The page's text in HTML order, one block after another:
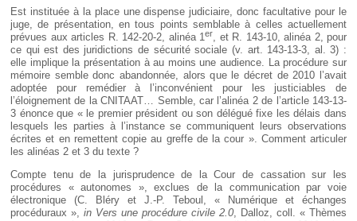
Est instituée à la place une dispense judiciaire, donc facultative pour le
juge, de présentation, en tous points semblable à celles actuellement
prévues aux articles R. 142-20-2, alinéa 1er, et R. 143-10, alinéa 2, pour
ce qui est des juridictions de sécurité sociale (v. art. 143-13-3, al. 3) :
elle implique la présentation à au moins une audience. La procédure sur
mémoire semble donc abandonnée, alors que le décret de 2010 l’avait
adoptée pour remédier à l’inconvénient pour les justiciables de
l’éloignement de la CNITAAT… Semble, car l’alinéa 2 de l’article 143-13-
3 énonce que « le premier président ou son délégué fixe les délais dans
lesquels les parties à l’instance se communiquent leurs observations
écrites et en remettent copie au greffe de la cour ». Comment articuler
les alinéas 2 et 3 du texte ?
Compte tenu de la jurisprudence de la Cour de cassation sur les
procédures « autonomes », exclues de la communication par voie
électronique (C. Bléry et J.-P. Teboul, « Numérique et échanges
procéduraux », in Vers une procédure civile 2.0, Dalloz, coll. « Thèmes